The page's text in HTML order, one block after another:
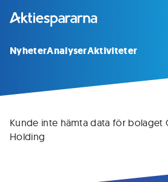
NyheterAnalyserAktiviteter
Kunde inte hämta data för bolaget
Holding